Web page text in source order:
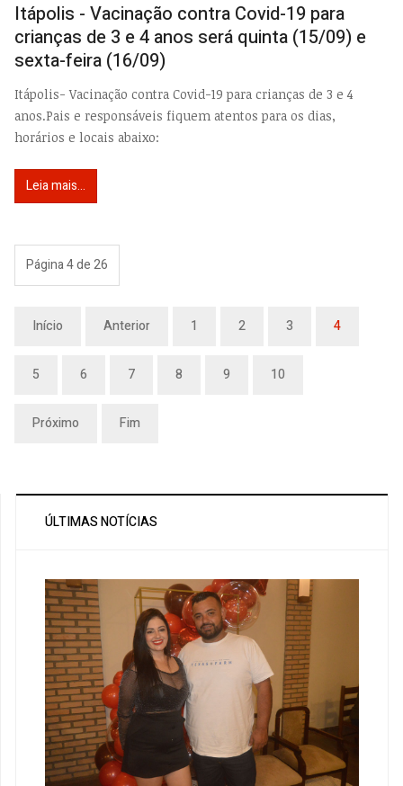
Itápolis - Vacinação contra Covid-19 para
crianças de 3 e 4 anos será quinta (15/09) e
sexta-feira (16/09)
Itápolis- Vacinação contra Covid-19 para crianças de 3 e 4
anos.Pais e responsáveis fiquem atentos para os dias,
horários e locais abaixo:
Leia mais...
Página 4 de 26
Início Anterior 1 2 3 4
5 6 7 8 9 10
Próximo Fim
ÚLTIMAS NOTÍCIAS